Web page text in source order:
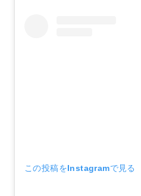
この投稿をInstagramで見る